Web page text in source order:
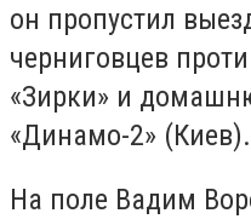
он пропустил
черниговцев
«Зирки» и
«Динамо-2» (Киев).
На поле Вадим